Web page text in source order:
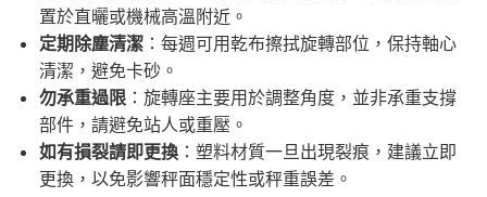
置於直曬或機械高溫附近。
定期除塵清潔：每週可用乾布擦拭旋轉部位，保持軸心
清潔，避免卡砂。
勿承重過限：旋轉座主要用於調整角度，並非承重支撐
部件，請避免站人或重壓。
如有損裂請即更換：塑料材質一旦出現裂痕，建議立即
更換，以免影響秤面穩定性或秤重誤差。